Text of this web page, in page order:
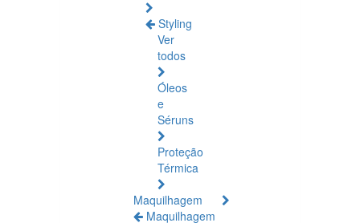
Styling
Ver
todos
Óleos
e
Séruns
Proteção
Térmica
Maquilhagem
Maquilhagem